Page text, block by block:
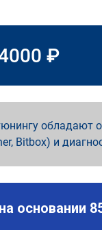
₽
обладают
Bitbox) и
основании